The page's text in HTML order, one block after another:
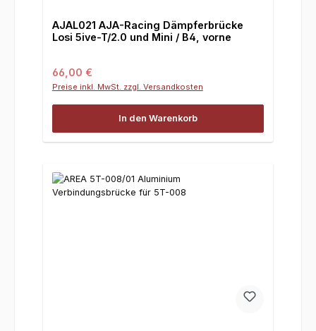
AJAL021 AJA-Racing Dämpferbrücke
Losi 5ive-T/2.0 und Mini / B4, vorne
Regulärer Preis:
66,00 €
Preise inkl. MwSt. zzgl. Versandkosten
In den Warenkorb